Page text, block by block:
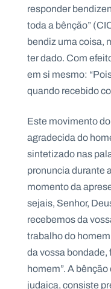
responder
toda a bênção”
bendiz uma coisa,
ter dado. Com
em si mesmo:
quando recebido
Este movimento
agradecida do
sintetizado nas
pronuncia durante
momento da
sejais, Senhor,
recebemos da
trabalho do
da vossa bondade,
homem”. A
judaica, consiste
i
a
o
s
p
t
A
g
e
n
d
a
C
o
t
a
c
t
s
N
e
s
l
e
tt